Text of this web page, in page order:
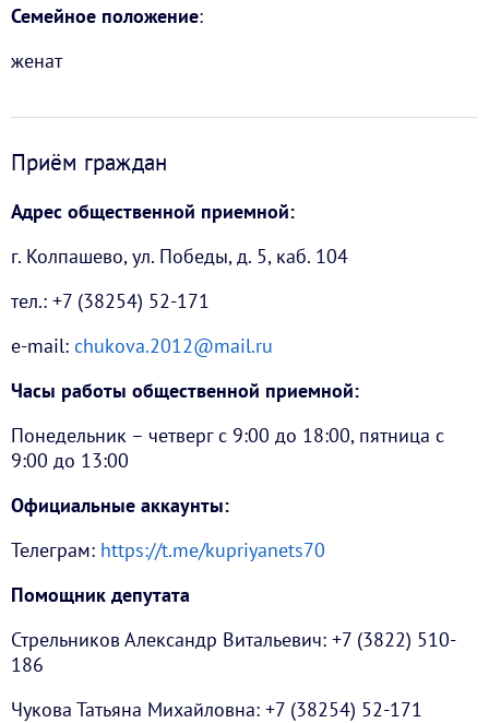
Семейное положение:
женат
Приём граждан
Адрес общественной приемной:
г. Колпашево, ул. Победы, д. 5, каб. 104
тел.: +7 (38254) 52-171
е-mail: chukova.2012@mail.ru
Часы работы общественной приемной:
Понедельник – четверг с 9:00 до 18:00, пятница с
9:00 до 13:00
Официальные аккаунты:
Телеграм: https://t.me/kupriyanets70
Помощник депутата
Стрельников Александр Витальевич: +7 (3822) 510-
186
Чукова Татьяна Михайловна: +7 (38254) 52-171